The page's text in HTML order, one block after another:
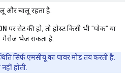
और चालू रहता है.
पर सेट की हो, तो होस्ट किसी भी "पोक" या
मैसेज भेज सकता है.
सिर्फ़ एमसीयू का पावर मोड तय करती है.
होती.